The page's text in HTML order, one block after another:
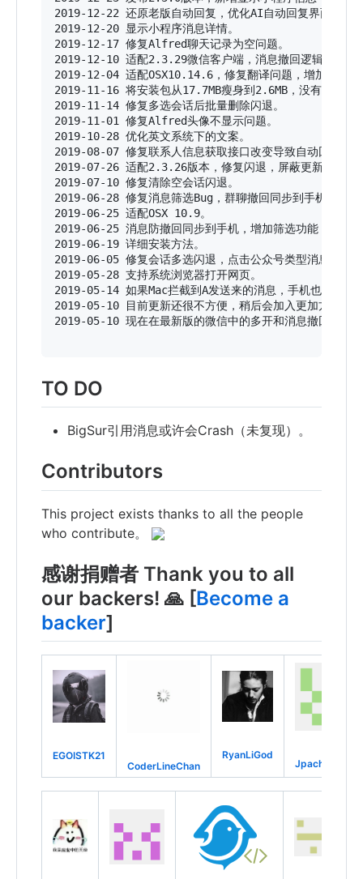
2019-12-22 还原老版自动回复，优化AI自动回复界面。
2019-12-20 显示小程序消息详情。
2019-12-17 修复Alfred聊天记录为空问题。
2019-12-10 适配2.3.29微信客户端，消息撤回逻辑问题得
2019-12-04 适配OSX10.14.6，修复翻译问题，增加AI自
2019-11-16 将安装包从17.7MB瘦身到2.6MB，没有"科学
2019-11-14 修复多选会话后批量删除闪退。
2019-11-01 修复Alfred头像不显示问题。
2019-10-28 优化英文系统下的文案。
2019-08-07 修复联系人信息获取接口改变导致自动回复
2019-07-26 适配2.3.26版本，修复闪退，屏蔽更新。
2019-07-10 修复清除空会话闪退。
2019-06-28 修复消息筛选Bug，群聊撤回同步到手机显示真
2019-06-25 适配OSX 10.9。
2019-06-25 消息防撤回同步到手机，增加筛选功能，可以
2019-06-19 详细安装方法。
2019-06-05 修复会话多选闪退，点击公众号类型消息闪退。
2019-05-28 支持系统浏览器打开网页。
2019-05-14 如果Mac拦截到A发送来的消息，手机也会同步
2019-05-10 目前更新还很不方便，稍后会加入更加方便的
2019-05-10 现在在最新版的微信中的多开和消息撤回是可
TO DO
BigSur引用消息或许会Crash（未复现）。
Contributors
This project exists thanks to all the people
who contribute。
感谢捐赠者 Thank you to all
our backers! 🙏 [Become a
backer]
EGOISTK21
CoderLineChan
RyanLiGod
JpacheGitHub